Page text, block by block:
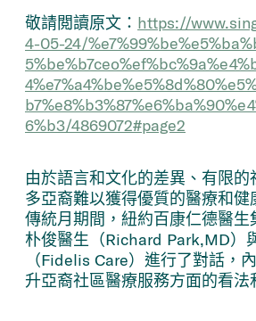
敬請閲讀原文： https://
4-05-24/
6%b3/4869072#page2
由於語言和文化的差異、有限
多亞裔難以獲得優質的醫療和健
傳統月期間，紐約百康仁德醫生
朴俊醫生（Richard Park,MD）
（Fidelis Care）進行了對話，
升亞裔社區醫療服務方面的看法